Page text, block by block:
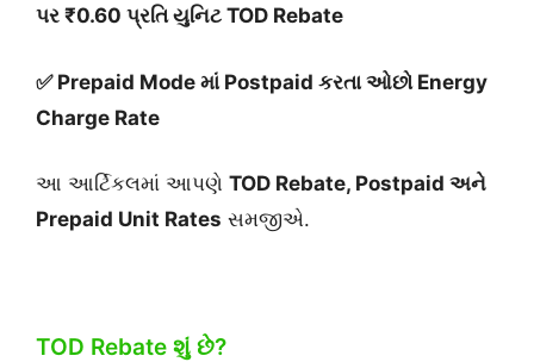
પર ₹0.60 પ્રતિ યુનિટ TOD Rebate
✅ Prepaid Mode માં Postpaid કરતા ઓછો Energy
Charge Rate
આ આર્ટિકલમાં આપણે TOD Rebate, Postpaid અને
Prepaid Unit Rates સમજીએ.
TOD Rebate શું છે?